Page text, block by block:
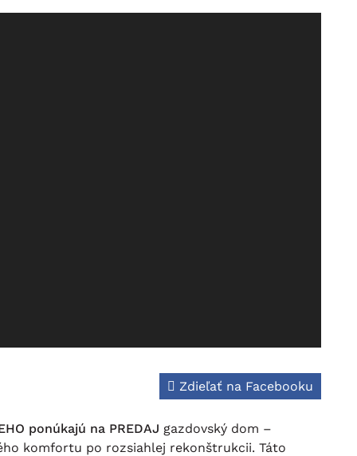
Zdieľať na Facebooku
ponúkajú na PREDAJ gazdovský dom –
komfortu po rozsiahlej rekonštrukcii. Táto